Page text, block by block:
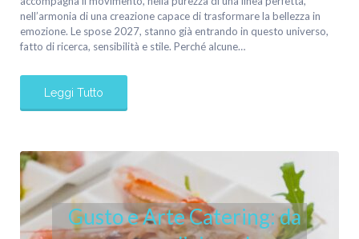
nell’armonia di una creazione capace di trasformare la bellezza in
emozione. Le spose 2027, stanno già entrando in questo universo,
fatto di ricerca, sensibilità e stile. Perché alcune…
Leggi Tutto
Gusto e Arte Catering: da